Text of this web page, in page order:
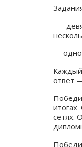
—
— одно
ответ
сетях.